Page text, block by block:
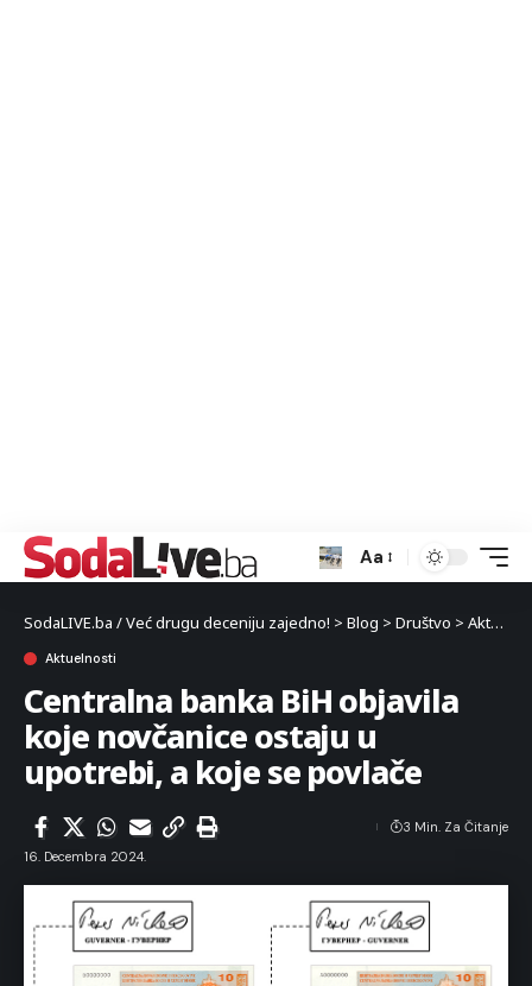
Aa
SodaLIVE.ba / Već drugu deceniju zajedno! > Blog > Društvo > Aktuelnosti
Aktuelnosti
Centralna banka BiH objavila
koje novčanice ostaju u
upotrebi, a koje se povlače
16. Decembra 2024.
3 Min. Za Čitanje